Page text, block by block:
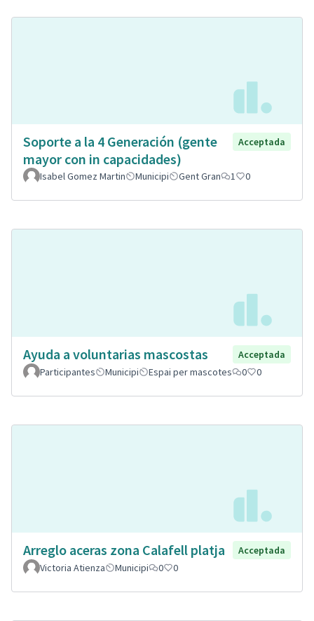
Soporte a la 4 Generación (gente
mayor con in capacidades)
Acceptada
Isabel Gomez Martin Municipi Gent Gran 1 0
Ayuda a voluntarias mascostas
Acceptada
Participantes
Municipi Espai per mascotes 0 0
Arreglo aceras zona Calafell platja
Acceptada
Victoria Atienza
Municipi 0 0